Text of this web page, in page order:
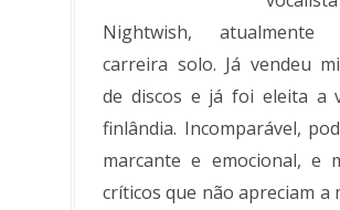
Nightwish, atualmente
carreira solo. Já vendeu
de discos e já foi eleita a
finlândia. Incomparável,
marcante e emocional, e
críticos que não apreciam a